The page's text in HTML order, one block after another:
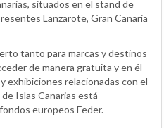
situados en el stand de
Lanzarote, Gran Canaria
tanto para marcas y destinos
de manera gratuita y en él
exhibiciones relacionadas con el
Islas Canarias está
europeos Feder.